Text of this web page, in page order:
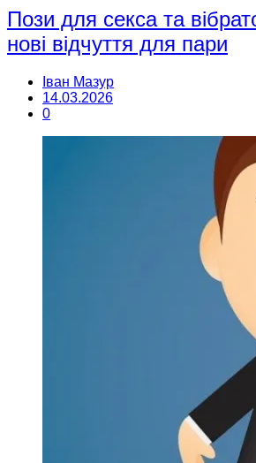
Пози для секса та
нові відчуття для пари
Іван Мазур
14.03.2026
0